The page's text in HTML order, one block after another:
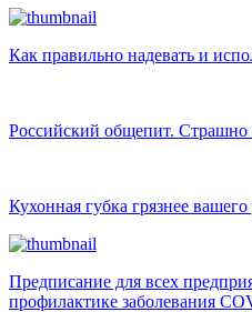
Как правильно надевать и
Российский общепит. Страшно
Кухонная губка грязнее вашего
Предписание для всех
профилактике заболевания